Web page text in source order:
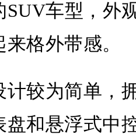
SUV车型，外
格外带感。
为简单，
盘和悬浮式中